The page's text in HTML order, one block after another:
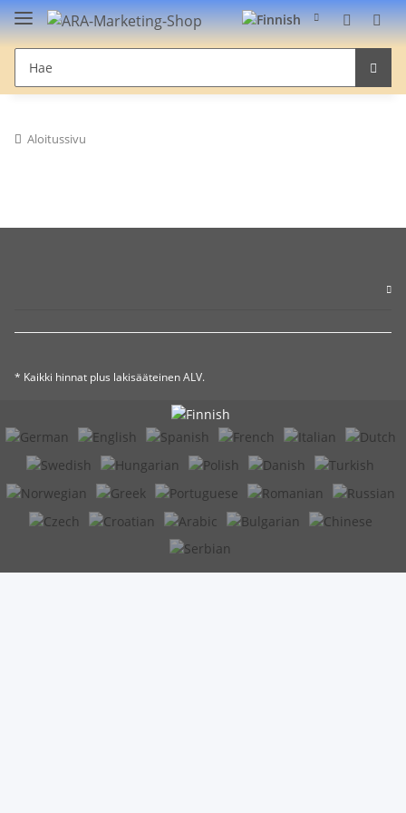
Aloitussivu
* Kaikki hinnat plus lakisääteinen ALV.